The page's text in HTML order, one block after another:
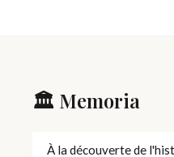
🏛️ Memoria
À la découverte de